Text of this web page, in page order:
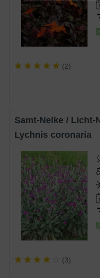
(2)
Samt-Nelke / Licht-
Lychnis coronaria
(3)